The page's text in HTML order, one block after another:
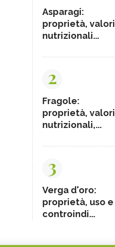
Asparagi:
proprietà, valori
nutrizionali...
2
Fragole:
proprietà, valori
nutrizionali,...
3
Verga d'oro:
proprietà, uso e
controindi...